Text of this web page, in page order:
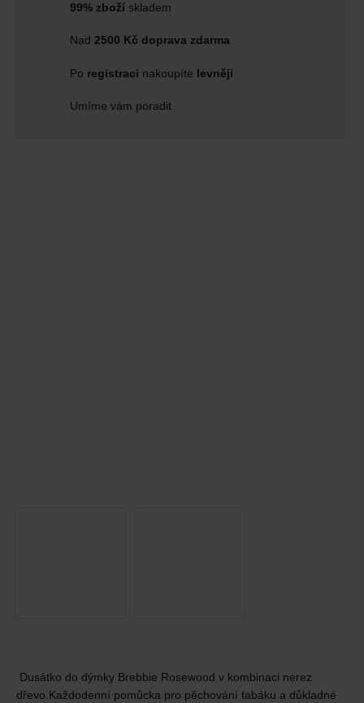
99% zbožískladem
Nad 2500 Kč doprava zdarma
Po registraci nakoupíte levněji
Umíme vám poradit
Dusátko do dýmky Brebbie Rosewood v kombinaci nerez
dřevo.Každodenní pomůcka pro pěchování tabáku a důkladné